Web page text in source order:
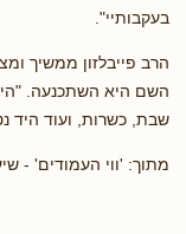
בעקבותיי".
הרב פייבלזון ממשיך
השם היא השתכנעה.
שבת, כשרות, ועוד היד
מתוך: 'ווי העמודים' -